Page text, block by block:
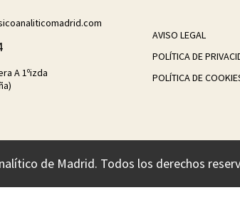
A 1ºizda
AVISO LEGAL
POLÍTICA DE
POLÍTICA DE
de Madrid. Todos los derechos